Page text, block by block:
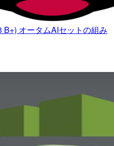
オータムAIセットの組み